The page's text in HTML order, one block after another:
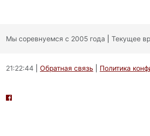
Мы соревнуемся с 2005 года Текущее
21:22:44 Обратная связь Политика